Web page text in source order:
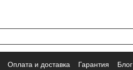
Оплата и доставка Гарантия Блог